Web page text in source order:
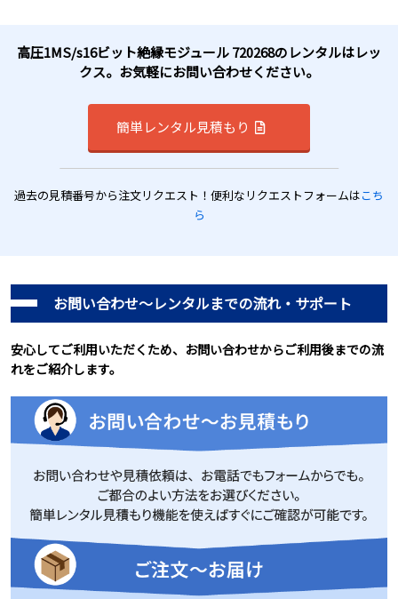
高圧1MS/s16ビット絶縁モジュール 720268のレンタルはレッ
クス。お気軽にお問い合わせください。
簡単レンタル見積もり
過去の見積番号から注文リクエスト！便利なリクエストフォームはこち
ら
お問い合わせ～レンタルまでの流れ・サポート
安心してご利用いただくため、お問い合わせからご利用後までの流
れをご紹介します。